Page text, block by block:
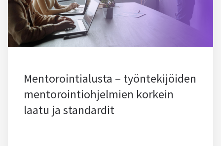
Mentorointialusta – työntekijöiden
mentorointiohjelmien korkein
laatu ja standardit